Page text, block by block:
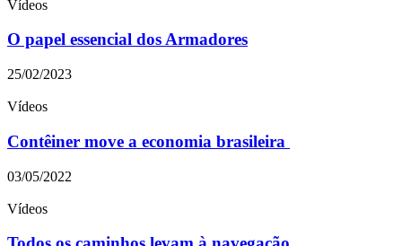
Vídeos
O papel essencial dos Armadores
25/02/2023
Vídeos
Contêiner move a economia brasileira
03/05/2022
Vídeos